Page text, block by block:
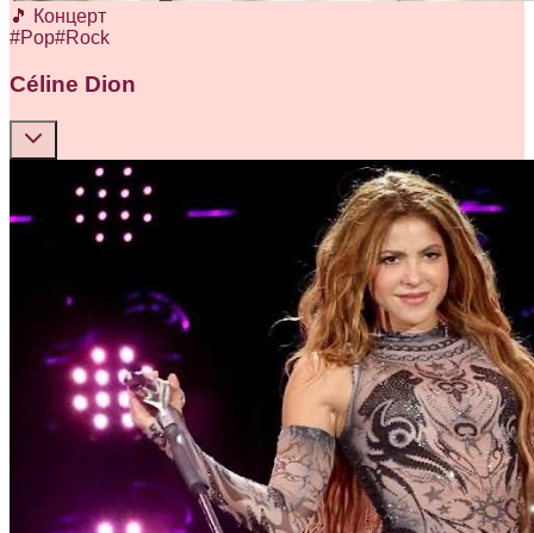
🎵 Концерт
#Pop#Rock
Céline Dion